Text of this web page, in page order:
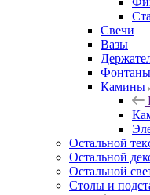
Свечи
Вазы
Фонтаны
Камины
Остальной
Остальной
Остальной
Столы и